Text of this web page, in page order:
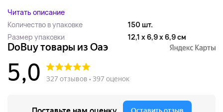
Читать описание
Количество в упаковке
150 шт.
Размер упаковки
12,1 x 6,9 x 6,9 см